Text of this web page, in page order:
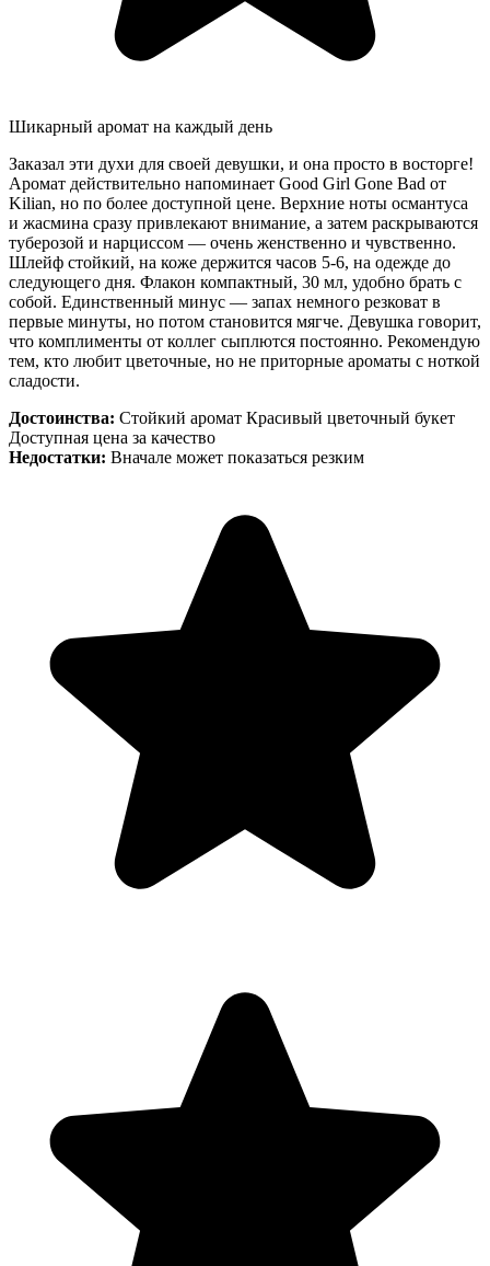
Шикарный аромат на каждый день
Заказал эти духи для своей девушки, и она просто в восторге!
Аромат действительно напоминает Good Girl Gone Bad от
Kilian, но по более доступной цене. Верхние ноты османтуса
и жасмина сразу привлекают внимание, а затем раскрываются
туберозой и нарциссом — очень женственно и чувственно.
Шлейф стойкий, на коже держится часов 5-6, на одежде до
следующего дня. Флакон компактный, 30 мл, удобно брать с
собой. Единственный минус — запах немного резковат в
первые минуты, но потом становится мягче. Девушка говорит,
что комплименты от коллег сыплются постоянно. Рекомендую
тем, кто любит цветочные, но не приторные ароматы с ноткой
сладости.
Достоинства: Стойкий аромат Красивый цветочный букет
Доступная цена за качество
Недостатки: Вначале может показаться резким